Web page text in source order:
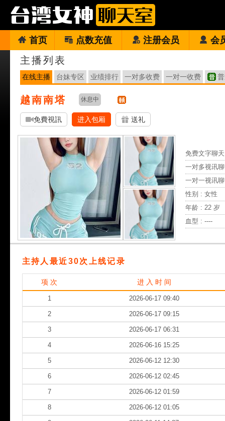
首页 点数充值 注册会员 会
主播列表
在线主播 台妹专区 业绩排行 一对多收费 一对一收费
越南南塔 休息中
免費視訊 进入包厢 送礼
免费文字聊
一对多视讯
一对一视讯
性别 : 女性
年龄 : 22 岁
血型 : ----
主持人最近30次上线记录
项 次 进 入 时 间
1 2026-06-17 09:40
2 2026-06-17 09:15
3 2026-06-17 06:31
4 2026-06-16 15:25
5 2026-06-12 12:30
6 2026-06-12 02:45
7 2026-06-12 01:59
8 2026-06-12 01:05